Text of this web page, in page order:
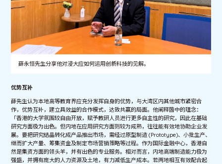
薛永恒先生分享他对浸大应如何运用创新科技的见解。
优势互补
薛先生认为本地高等教育界应充分发挥自身的优势，与大湾区内其他城市紧密合
作，优势互补，建立具效益的合作模式，达致共赢的局面。他阐释箇中的理念：
「香港的大学氛围较自由开放，赋予教研人员进行更多自主性的研究，因此在基础
研究方面极为出色。但内地在应用研究方面则较为成熟，往往能有效地协助企业发
展。要把研究结晶转化成产品推出市场，需经过原型制造 (Prototype)、小批生产、
继而扩大产量、筹集资金及制定市场营销策略等过程。作为国际金融中心，香港自
然是集资方面的领头羊，并有出色的专业服务。相对而言，内地高端制造能力极为
强盛，并拥有庞大的人力资源及土地，有力减低生产成本。若两地相互有效配合起